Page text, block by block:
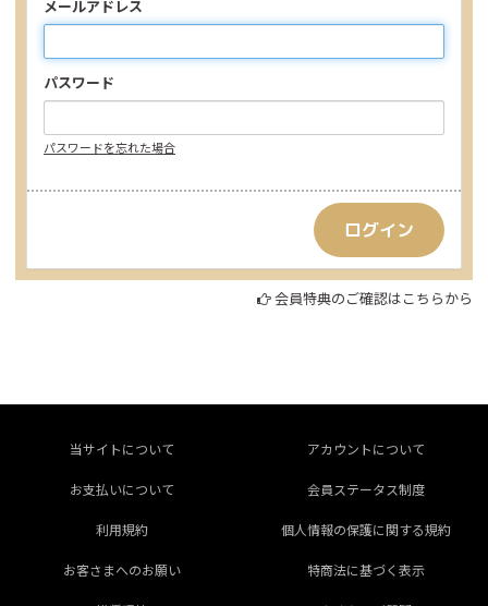
メールアドレス
パスワード
パスワードを忘れた場合
会員特典のご確認はこちらから
当サイトについて アカウントについて
お支払いについて 会員ステータス制度
利用規約 個人情報の保護に関する規約
お客さまへのお願い 特商法に基づく表示